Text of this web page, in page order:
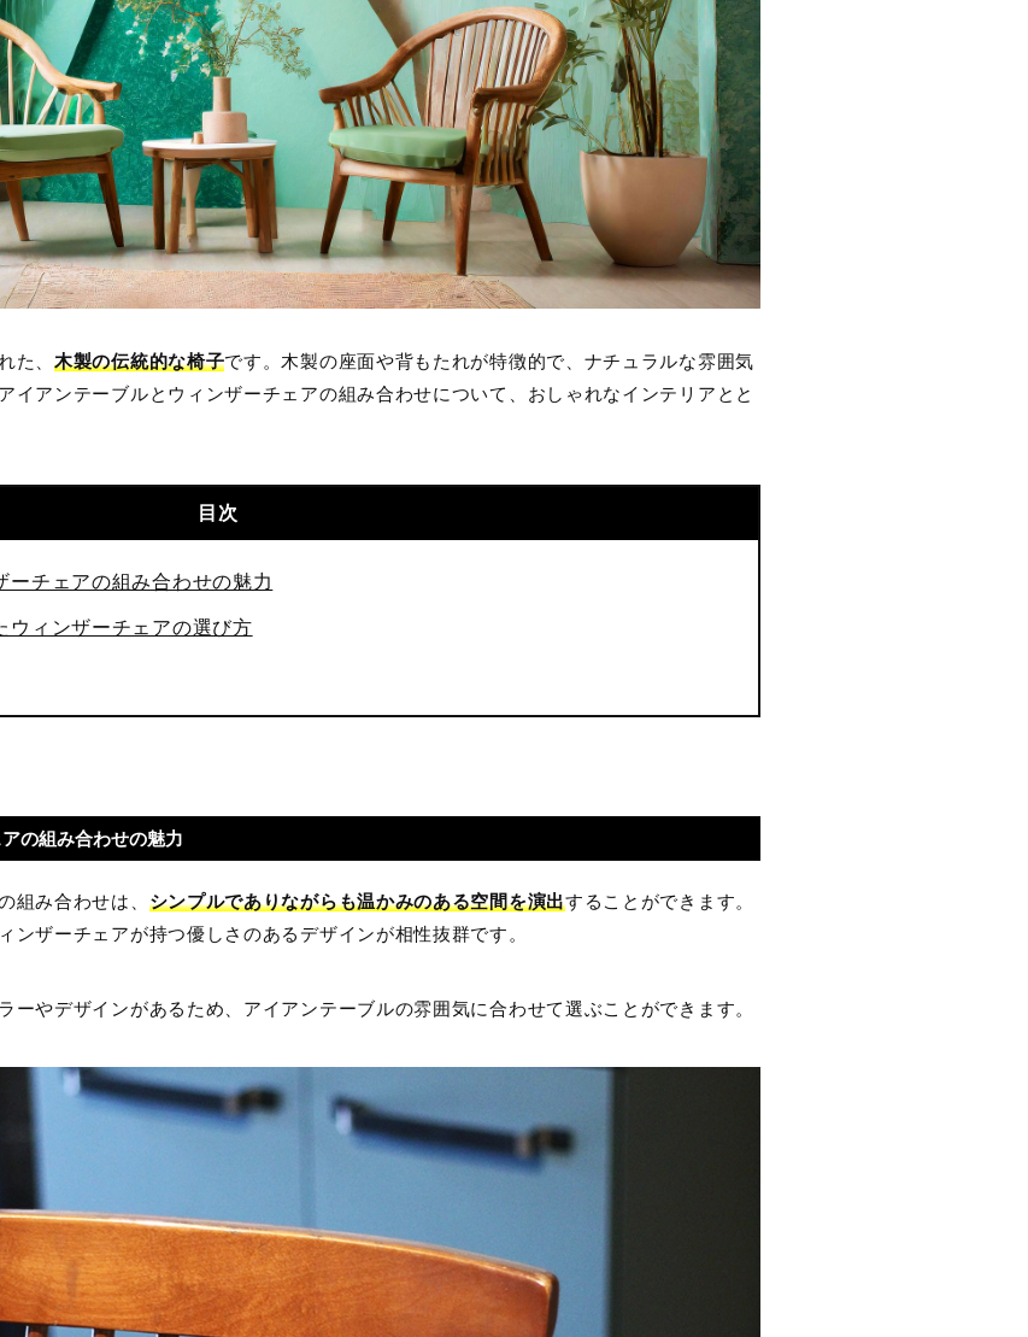
た、 木製の伝統的な椅子です。木製の座面や背もたれが特徴的で、ナチュラルな雰囲気
イアンテーブルとウィンザーチェアの組み合わせについて、おしゃれなインテリアとと
目次
ーチェアの組み合わせの魅力
ウィンザーチェアの選び方
の組み合わせの魅力
組み合わせは、 シンプルでありながらも温かみのある空間を演出することができます。
ンザーチェアが持つ優しさのあるデザインが相性抜群です。
ーやデザインがあるため、アイアンテーブルの雰囲気に合わせて選ぶことができます。